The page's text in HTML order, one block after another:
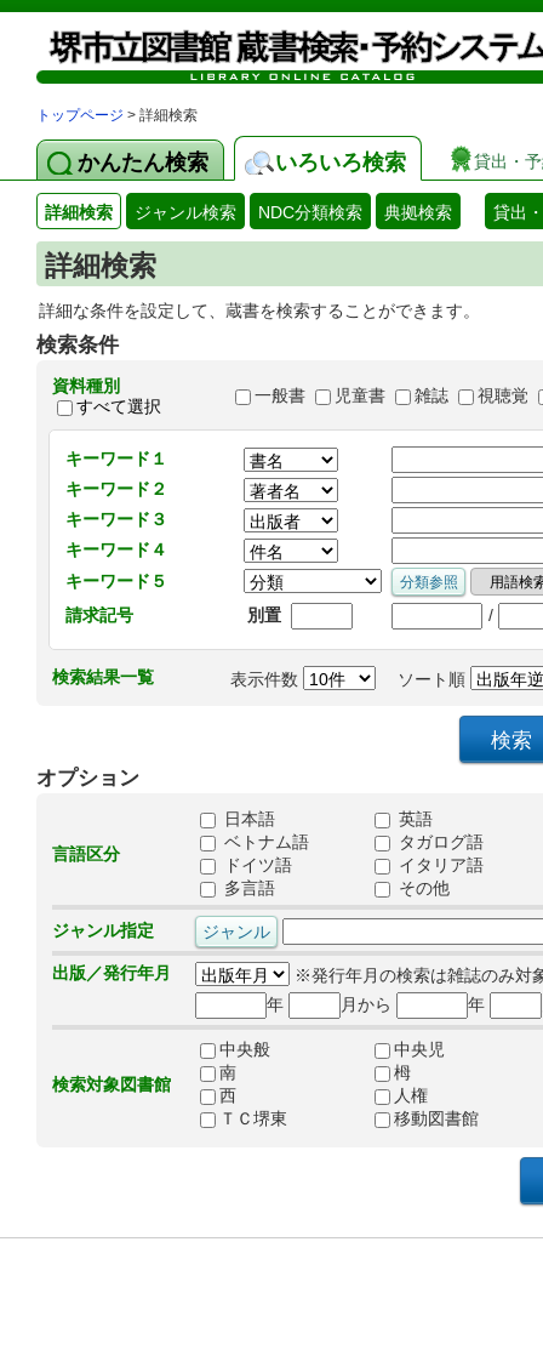
トップページ > 詳細検索
かんたん検索 いろいろ検索 貸出・
詳細検索 ジャンル検索 NDC分類検索 典拠検索 貸出
詳細検索
詳細な条件を設定して、蔵書を検索することができます。
検索条件
資料種別
すべて選択
一般書 児童書 雑誌 視聴覚
キーワード１
キーワード２
キーワード３
キーワード４
キーワード５
請求記号
別置 /
検索結果一覧 表示件数 ソート順
オプション
言語区分
日本語
英語
ベトナム語
タガログ語
ドイツ語
イタリア語
多言語
その他
ジャンル指定
出版／発行年月
※発行年月の検索は雑誌のみ対
年
月から 年
検索対象図書館
中央般
中央児
南
栂
西
人権
ＴＣ堺東
移動図書館